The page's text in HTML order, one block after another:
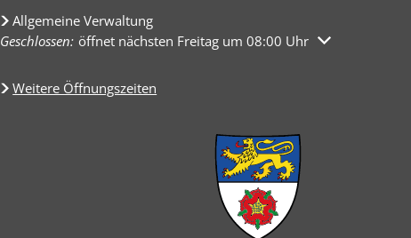
Allgemeine Verwaltung
Klicken, um weitere Öffnungs- oder Schließzeiten auszublenden
Geschlossen: öffnet nächsten Freitag um 08:00 Uhr
Weitere Öffnungszeiten